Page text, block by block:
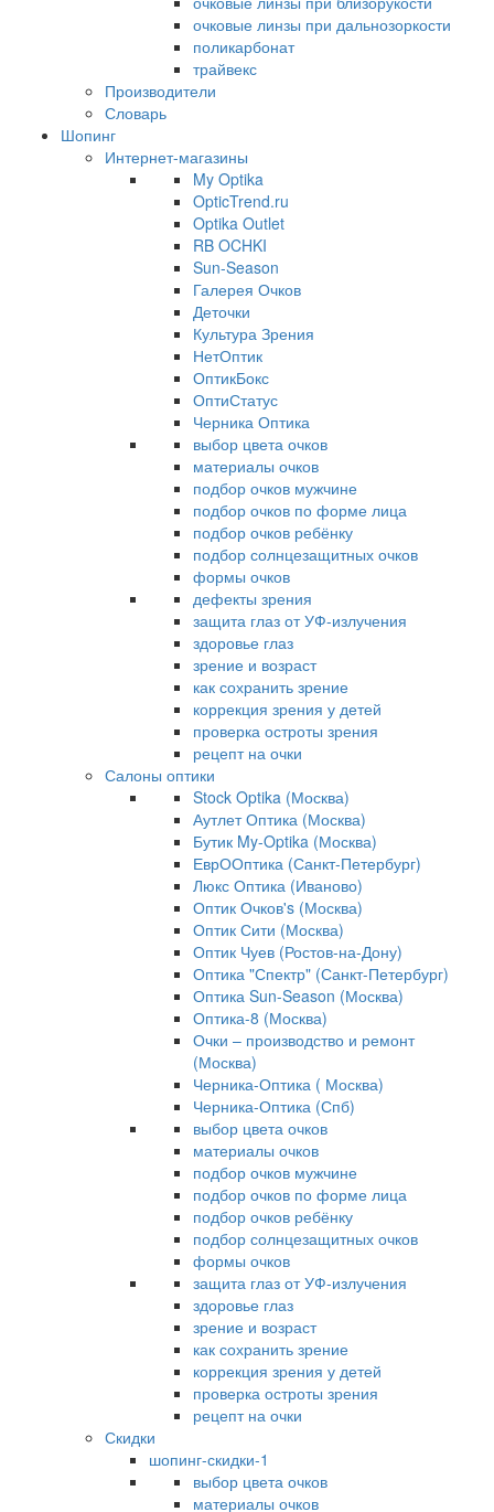
очковые линзы при дальнозоркости
поликарбонат
трайвекс
Производители
Словарь
Шопинг
Интернет-магазины
My Optika
OpticTrend.ru
Optika Outlet
RB OCHKI
Sun-Season
Галерея Очков
Деточки
Культура Зрения
НетОптик
ОптикБокс
ОптиСтатус
Черника Оптика
выбор цвета очков
материалы очков
подбор очков мужчине
подбор очков по форме лица
подбор очков ребёнку
подбор солнцезащитных очков
формы очков
дефекты зрения
защита глаз от УФ-излучения
здоровье глаз
зрение и возраст
как сохранить зрение
коррекция зрения у детей
проверка остроты зрения
рецепт на очки
Салоны оптики
Stock Optika (Москва)
Аутлет Оптика (Москва)
Бутик My-Optika (Москва)
ЕврООптика (Санкт-Петербург)
Люкс Оптика (Иваново)
Оптик Очков's (Москва)
Оптик Сити (Москва)
Оптик Чуев (Ростов-на-Дону)
Оптика "Спектр" (Санкт-Петербург)
Оптика Sun-Season (Москва)
Оптика-8 (Москва)
Очки – производство и ремонт
(Москва)
Черника-Оптика ( Москва)
Черника-Оптика (Спб)
выбор цвета очков
материалы очков
подбор очков мужчине
подбор очков по форме лица
подбор очков ребёнку
подбор солнцезащитных очков
формы очков
защита глаз от УФ-излучения
здоровье глаз
зрение и возраст
как сохранить зрение
коррекция зрения у детей
проверка остроты зрения
рецепт на очки
Скидки
шопинг-скидки-1
выбор цвета очков
материалы очков